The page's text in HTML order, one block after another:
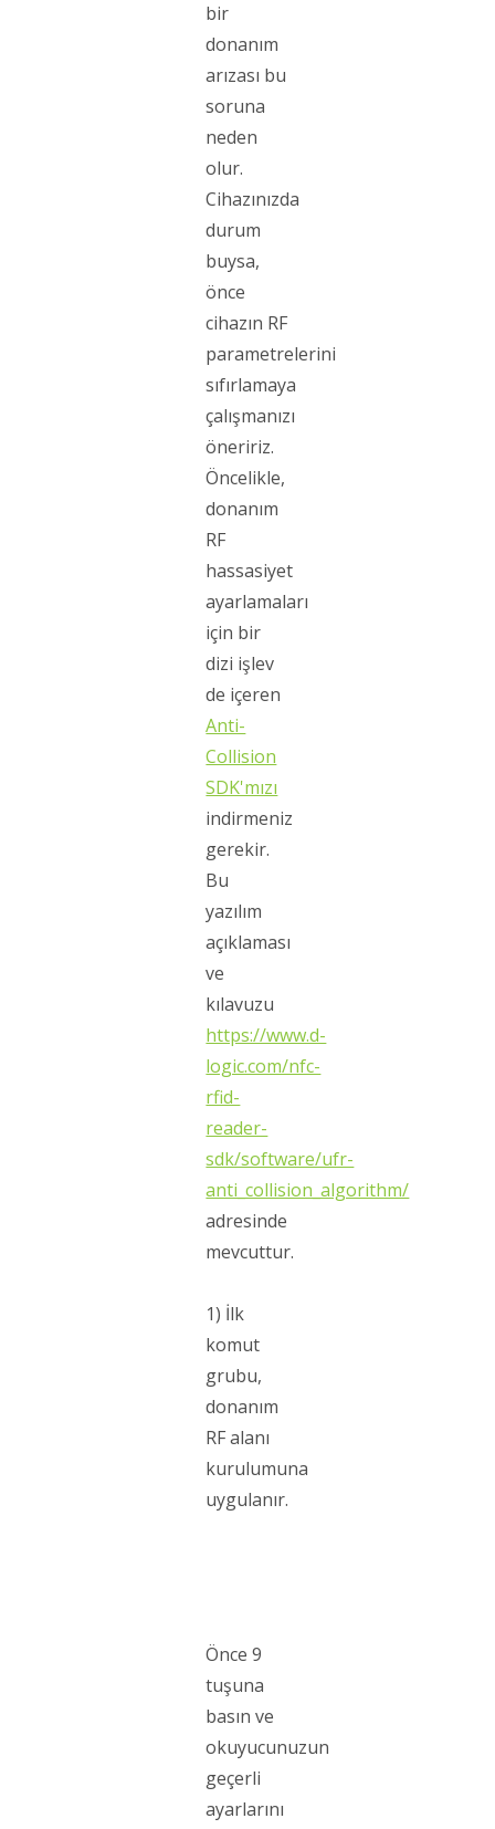
bir
donanım
arızası bu
soruna
neden
olur.
Cihazınızda
durum
buysa,
önce
cihazın RF
parametrelerini
sıfırlamaya
çalışmanızı
öneririz.
Öncelikle,
donanım
RF
hassasiyet
ayarlamaları
için bir
dizi işlev
de içeren
Anti-
Collision
SDK'mızı
indirmeniz
gerekir.
Bu
yazılım
açıklaması
ve
kılavuzu
https://www.d-
logic.com/nfc-
rfid-
reader-
sdk/software/ufr-
anti_collision_algorithm/
adresinde
mevcuttur.
1) İlk
komut
grubu,
donanım
RF alanı
kurulumuna
uygulanır.
Önce 9
tuşuna
basın ve
okuyucunuzun
geçerli
ayarlarını